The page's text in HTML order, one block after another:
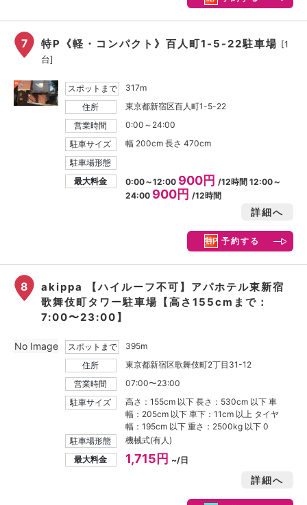
7 特P《軽・コンパクト》百人町1-5-22駐車場 [1
台]
スポットまで
317m
住所
東京都新宿区百人町1-5-22
営業時間
0:00～24:00
駐車サイズ
幅 200cm 長さ 470cm
駐車場形態
最大料金
0:00～12:00 900円 /12時間 12:00～
24:00 900円 /12時間
詳細へ
予約する
8
akippa 【ハイルーフ不可】アパホテル東新宿
歌舞伎町タワー駐車場【高さ155cmまで：
7:00〜23:00】
スポットまで
395m
住所
東京都新宿区歌舞伎町2丁目31-12
営業時間
07:00〜23:00
駐車サイズ
高さ：155cm 以下 長さ：530cm 以下 車
幅：205cm 以下 車下：11cm 以上 タイヤ
幅：195cm 以下 重さ：2500kg 以下 0
駐車場形態
機械式(有人)
最大料金
1,715円 ~/日
詳細へ
No Image